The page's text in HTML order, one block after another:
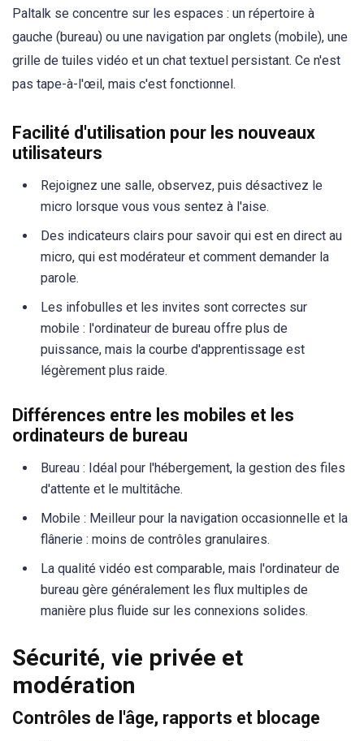
Paltalk se concentre sur les espaces : un répertoire à
gauche (bureau) ou une navigation par onglets (mobile), une
grille de tuiles vidéo et un chat textuel persistant. Ce n'est
pas tape-à-l'œil, mais c'est fonctionnel.
Facilité d'utilisation pour les nouveaux
utilisateurs
Rejoignez une salle, observez, puis désactivez le
micro lorsque vous vous sentez à l'aise.
Des indicateurs clairs pour savoir qui est en direct au
micro, qui est modérateur et comment demander la
parole.
Les infobulles et les invites sont correctes sur
mobile : l'ordinateur de bureau offre plus de
puissance, mais la courbe d'apprentissage est
légèrement plus raide.
Différences entre les mobiles et les
ordinateurs de bureau
Bureau : Idéal pour l'hébergement, la gestion des files
d'attente et le multitâche.
Mobile : Meilleur pour la navigation occasionnelle et la
flânerie : moins de contrôles granulaires.
La qualité vidéo est comparable, mais l'ordinateur de
bureau gère généralement les flux multiples de
manière plus fluide sur les connexions solides.
Sécurité, vie privée et
modération
Contrôles de l'âge, rapports et blocage